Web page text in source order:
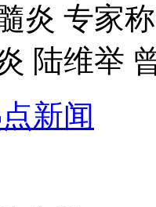
炎 专家
陆维举
新闻